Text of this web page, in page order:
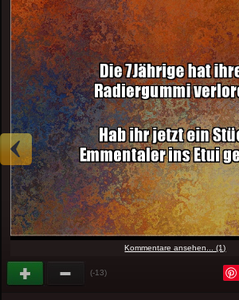
Kommentare ansehen... (1)
(-13)